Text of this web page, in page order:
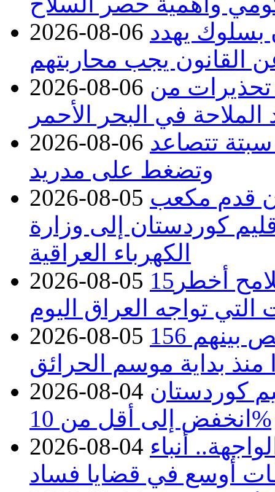
2026-08-06 بسلوك يهدد
القانون يجب محاربتهم
2026-08-06 من
الملاحة في البحر الأحمر
2026-08-06 تتصاعد
وتضغط على مدريد
2026-08-05 توريد 100 مليون قدم مكعب
كوردستان إلى وزارة
الكهرباء العراقية
2026-08-05 15كارثة بيئية ومناخية ترسم ملامح أخطر
التي تواجه العراق اليوم
2026-08-05 حرائق فرنسا.. توقيف 402 شخص بينهم 156
منذ بداية موسم الحرائق
2026-08-04 كوردستان
انخفض إلى أقل من 10%
2026-08-04 أنباء
أوسع في قضايا فساد